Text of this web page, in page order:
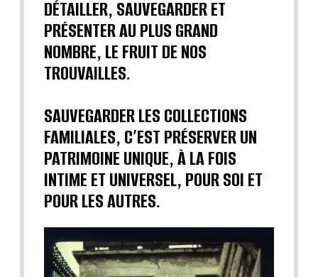
DÉTAILLER, SAUVEGARDER ET
PRÉSENTER AU PLUS GRAND
NOMBRE, LE FRUIT DE NOS
TROUVAILLES.
SAUVEGARDER LES COLLECTIONS
FAMILIALES, C’EST PRÉSERVER UN
PATRIMOINE UNIQUE, À LA FOIS
INTIME ET UNIVERSEL, POUR SOI ET
POUR LES AUTRES.